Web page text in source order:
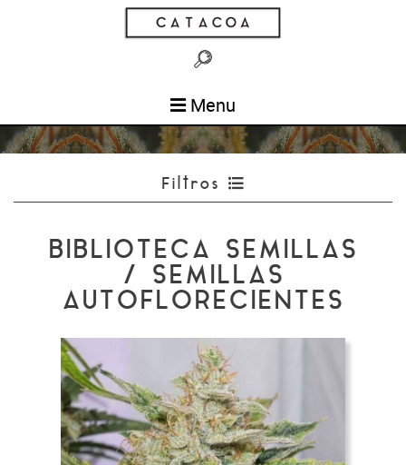
Menu
Filtros
BIBLIOTECA SEMILLAS
/ SEMILLAS
AUTOFLORECIENTES